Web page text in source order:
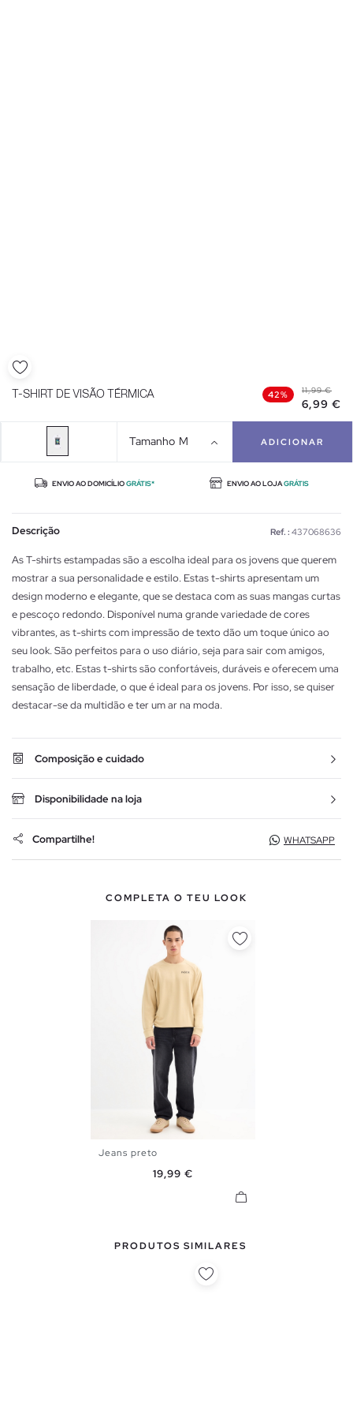
T-SHIRT DE VISÃO TÉRMICA 42% 11,99 €
6,99 €
Tamanho M ADICIONAR
ENVIO AO DOMICÍLIOGRÁTIS* ENVIO AO LOJAGRÁTIS
Descrição Ref. : 437068636
As T-shirts estampadas são a escolha ideal para os jovens que querem
mostrar a sua personalidade e estilo. Estas t-shirts apresentam um
design moderno e elegante, que se destaca com as suas mangas curtas
e pescoço redondo. Disponível numa grande variedade de cores
vibrantes, as t-shirts com impressão de texto dão um toque único ao
seu look. São perfeitos para o uso diário, seja para sair com amigos,
trabalho, etc. Estas t-shirts são confortáveis, duráveis e oferecem uma
sensação de liberdade, o que é ideal para os jovens. Por isso, se quiser
destacar-se da multidão e ter um ar na moda.
Composição e cuidado
Disponibilidade na loja
Compartilhe! WHATSAPP
COMPLETA O TEU LOOK
38
Jeans preto
Preço
19,99 €
PRODUTOS SIMILARES